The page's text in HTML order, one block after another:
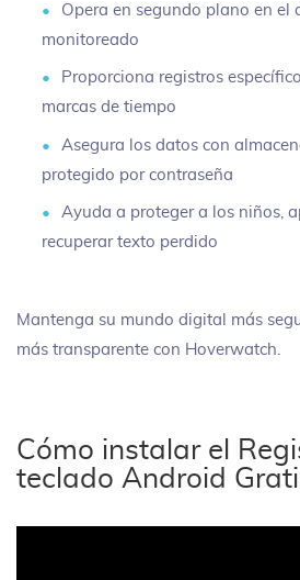
Opera en segundo plano en el
monitoreado
Proporciona registros
marcas de tiempo
Asegura los datos con
protegido por contraseña
Ayuda a proteger a los niños,
recuperar texto perdido
Mantenga su mundo digital más
más transparente con Hoverwatch.
Cómo instalar el
teclado Android